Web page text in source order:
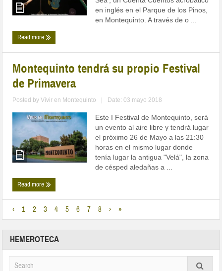
en inglés en el Parque de los Pinos,
en Montequinto. A través de o ...
Read more
Montequinto tendrá su propio Festival
de Primavera
Posted byVivir en Montequinto Date: 03 mayo 2018
Este I Festival de Montequinto, será
un evento al aire libre y tendrá lugar
el próximo 26 de Mayo a las 21:30
horas en el mismo lugar donde
tenía lugar la antigua "Velá", la zona
de césped aledañas a ...
Read more
‹ 1 2 3 4 5 6 7 8 › »
HEMEROTECA